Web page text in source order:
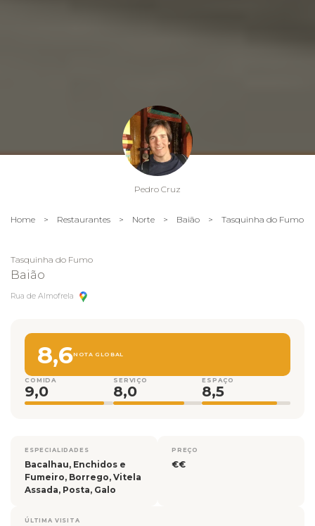
Pedro Cruz
Home > Restaurantes > Norte > Baião > Tasquinha do Fumo
Tasquinha do Fumo
Baião
Rua de Almofrela
8,6NOTA GLOBAL
COMIDA
9,0
SERVIÇO
8,0
ESPAÇO
8,5
ESPECIALIDADES
Bacalhau, Enchidos e
Fumeiro, Borrego, Vitela
Assada, Posta, Galo
PREÇO
€€
ÚLTIMA VISITA